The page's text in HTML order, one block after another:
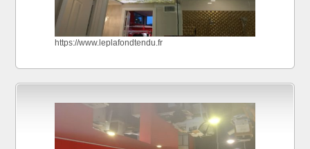
https://www.leplafondtendu.fr